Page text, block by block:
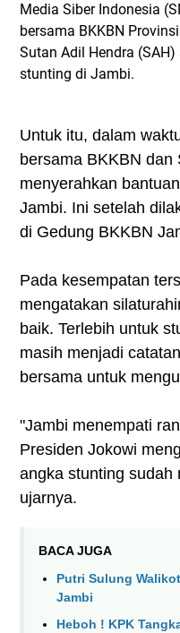
Media Siber Indonesia
bersama BKKBN
Sutan Adil Hendra
stunting di Jambi.
Untuk itu, dalam
bersama BKKBN dan
menyerahkan
Jambi. Ini setelah
di Gedung BKKBN
Pada kesempatan
mengatakan
baik. Terlebih untuk
masih menjadi
bersama untuk
"Jambi menempati
Presiden Jokowi
angka stunting sudah
ujarnya.
BACA JUGA
Putri Sulung
Jambi
Heboh ! KPK